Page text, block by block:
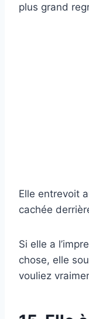
plus grand
Elle entrevoit
cachée
Si elle a
chose, elle
vouliez